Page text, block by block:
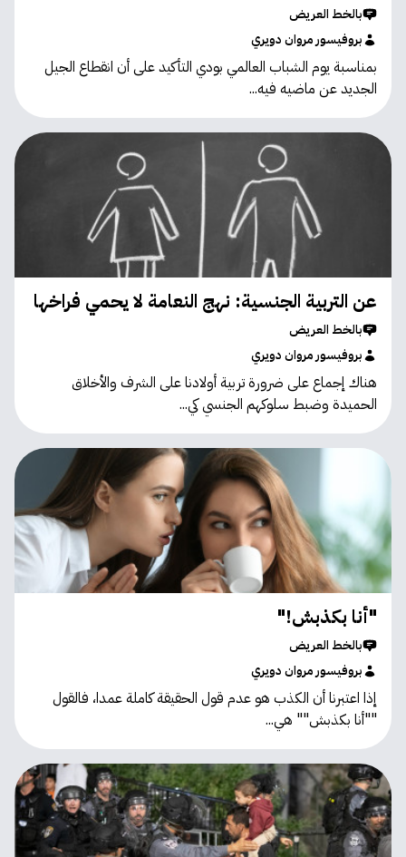
بالخط العريض
بروفيسور مروان دويري
بمناسبة يوم الشباب العالمي بودي التأكيد على أن انقطاع الجيل
الجديد عن ماضيه فيه...
عن التربية الجنسية: نهج النعامة لا يحمي فراخها
بالخط العريض
بروفيسور مروان دويري
هناك إجماع على ضرورة تربية أولادنا على الشرف والأخلاق
الحميدة وضبط سلوكهم الجنسي كي...
"أنا بكذبش!"
بالخط العريض
بروفيسور مروان دويري
إذا اعتبرنا أن الكذب هو عدم قول الحقيقة كاملة عمدا، فالقول
""أنا بكذبش"" هي...